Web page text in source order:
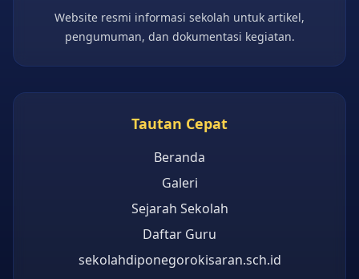
Website resmi informasi sekolah untuk artikel,
pengumuman, dan dokumentasi kegiatan.
Tautan Cepat
Beranda
Galeri
Sejarah Sekolah
Daftar Guru
sekolahdiponegorokisaran.sch.id